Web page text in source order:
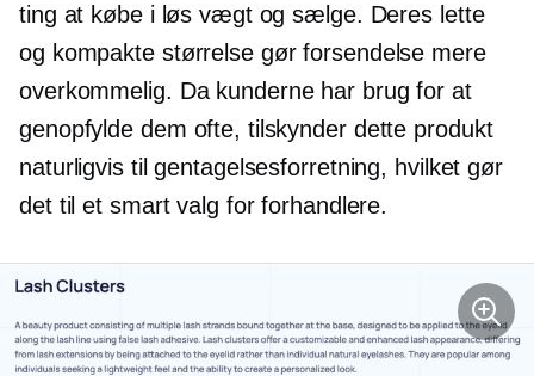
ting at købe i løs vægt og sælge. Deres lette
og kompakte størrelse gør forsendelse mere
overkommelig. Da kunderne har brug for at
genopfylde dem ofte, tilskynder dette produkt
naturligvis til gentagelsesforretning, hvilket gør
det til et smart valg for forhandlere.